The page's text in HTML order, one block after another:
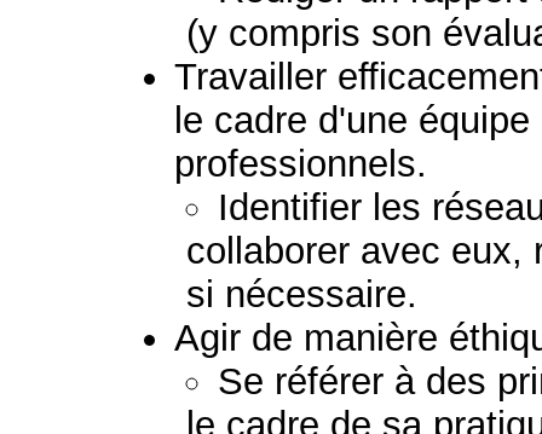
(y compris son
Travailler
le cadre d'une
professionnels.
Identifier les
collaborer avec eux,
si nécessaire.
Agir de manière
Se référer à des
le cadre de sa